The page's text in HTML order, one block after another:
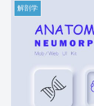
解剖学